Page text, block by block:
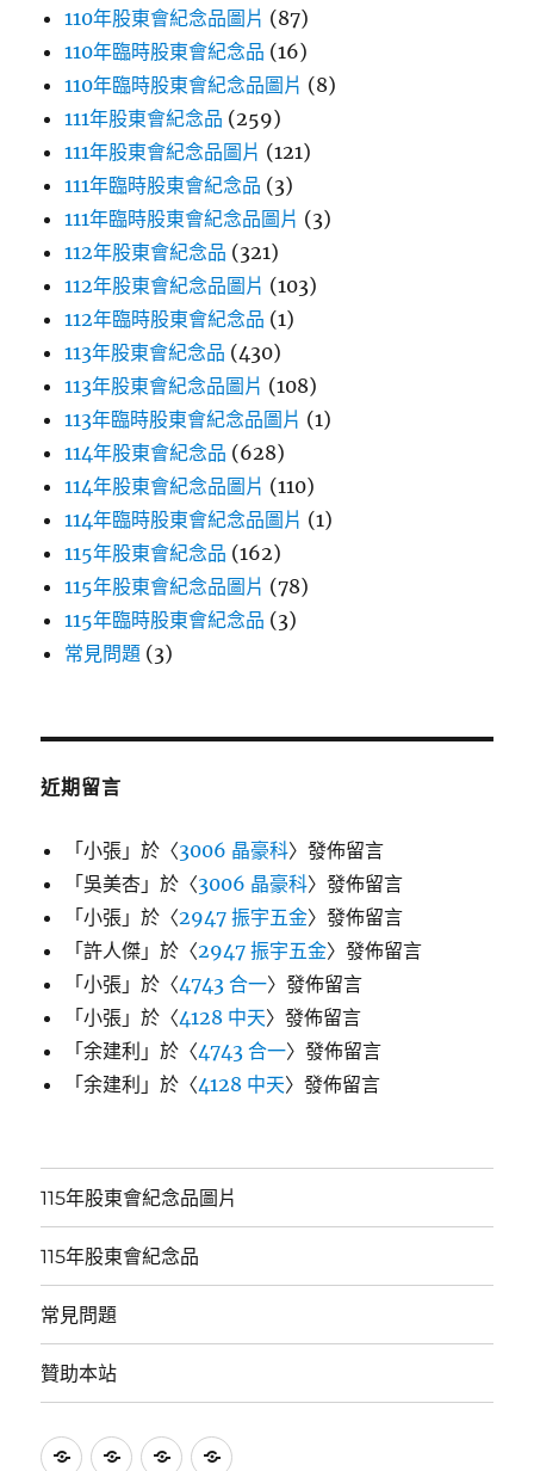
110年股東會紀念品圖片 (87)
110年臨時股東會紀念品 (16)
110年臨時股東會紀念品圖片 (8)
111年股東會紀念品 (259)
111年股東會紀念品圖片 (121)
111年臨時股東會紀念品 (3)
111年臨時股東會紀念品圖片 (3)
112年股東會紀念品 (321)
112年股東會紀念品圖片 (103)
112年臨時股東會紀念品 (1)
113年股東會紀念品 (430)
113年股東會紀念品圖片 (108)
113年臨時股東會紀念品圖片 (1)
114年股東會紀念品 (628)
114年股東會紀念品圖片 (110)
114年臨時股東會紀念品圖片 (1)
115年股東會紀念品 (162)
115年股東會紀念品圖片 (78)
115年臨時股東會紀念品 (3)
常見問題 (3)
近期留言
「小張 」於〈3006 晶豪科〉發佈留言
「吳美杏 」於〈3006 晶豪科〉發佈留言
「小張 」於〈2947 振宇五金〉發佈留言
「許人傑 」於〈2947 振宇五金〉發佈留言
「小張 」於〈4743 合一〉發佈留言
「小張 」於〈4128 中天〉發佈留言
「余建利 」於〈4743 合一〉發佈留言
「余建利 」於〈4128 中天〉發佈留言
115年股東會紀念品圖片
115年股東會紀念品
常見問題
贊助本站
115 115 常 贊